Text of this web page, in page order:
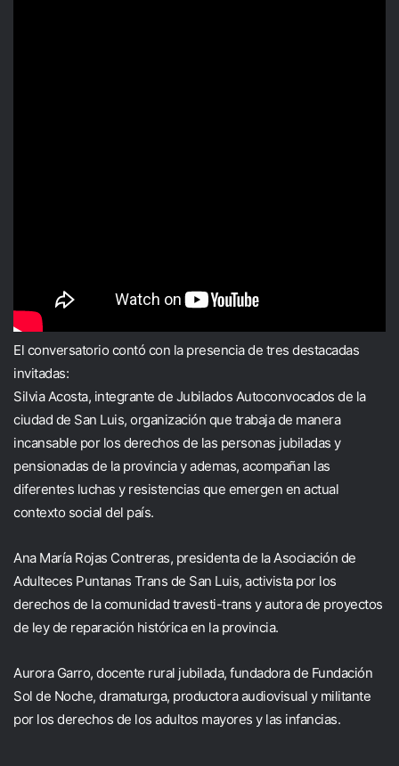
El conversatorio contó con la presencia de tres destacadas
invitadas:
Silvia Acosta, integrante de Jubilados Autoconvocados de la
ciudad de San Luis, organización que trabaja de manera
incansable por los derechos de las personas jubiladas y
pensionadas de la provincia y ademas, acompañan las
diferentes luchas y resistencias que emergen en actual
contexto social del país.
Ana María Rojas Contreras, presidenta de la Asociación de
Adulteces Puntanas Trans de San Luis, activista por los
derechos de la comunidad travesti-trans y autora de proyectos
de ley de reparación histórica en la provincia.
Aurora Garro, docente rural jubilada, fundadora de Fundación
Sol de Noche, dramaturga, productora audiovisual y militante
por los derechos de los adultos mayores y las infancias.